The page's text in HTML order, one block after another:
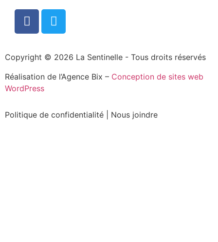
Copyright © 2026 La Sentinelle - Tous droits réservés
Réalisation de l’Agence Bix – Conception de sites web
WordPress
Politique de confidentialité Nous joindre